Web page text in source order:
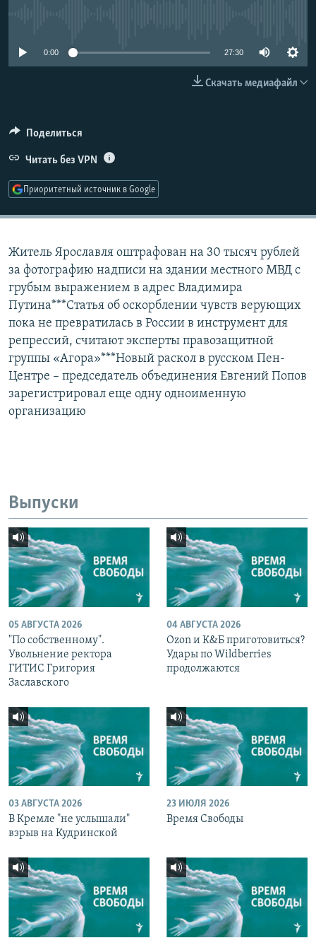
0:00 27:30
Скачать медиафайл
Поделиться
Читать без VPN
Приоритетный источник в Google
Житель Ярославля оштрафован на 30 тысяч рублей
за фотографию надписи на здании местного МВД с
грубым выражением в адрес Владимира
Путина***Статья об оскорблении чувств верующих
пока не превратилась в России в инструмент для
репрессий, считают эксперты правозащитной
группы «Агора»***Новый раскол в русском Пен-
Центре – председатель объединения Евгений Попов
зарегистрировал еще одну одноименную
организацию
Выпуски
05 АВГУСТА 2026
"По собственному".
Увольнение ректора
ГИТИС Григория
Заславского
04 АВГУСТА 2026
Ozon и К&Б приготовиться?
Удары по Wildberries
продолжаются
03 АВГУСТА 2026
В Кремле "не услышали"
взрыв на Кудринской
23 ИЮЛЯ 2026
Время Свободы